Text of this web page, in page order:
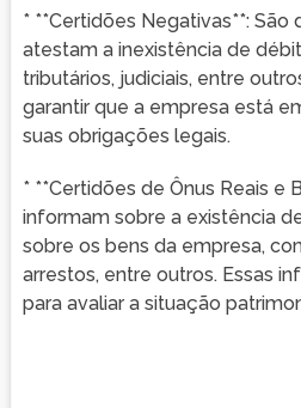
* **Certidões Negativas**:
atestam a inexistência de
tributários, judiciais, entre
garantir que a empresa está
suas obrigações legais.
* **Certidões de Ônus Reais e
informam sobre a existência
sobre os bens da empresa,
arrestos, entre outros. Essas
para avaliar a situação